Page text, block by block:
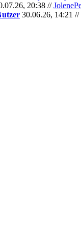
20:38 //
30.06.26, 14:21 //